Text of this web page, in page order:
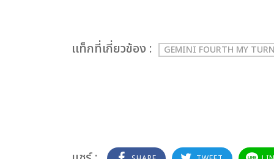
เเท็กที่เกี่ยวข้อง : GEMINI FOURTH MY